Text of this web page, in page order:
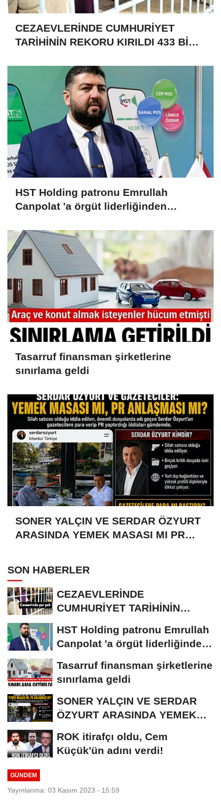
CEZAEVLERİNDE CUMHURİYET
TARİHİNİN REKORU KIRILDI 433 BİN
HST Holding patronu Emrullah
Canpolat 'a örgüt liderliğinden
malvarlığına el konuldu
Tasarruf finansman şirketlerine
sınırlama geldi
SONER YALÇIN VE SERDAR ÖZYURT
ARASINDA YEMEK MASASI MI PR
SON HABERLER
CEZAEVLERİNDE
CUMHURİYET TARİHİNİN
KİŞİ...
HST Holding patronu Emrullah
Canpolat 'a örgüt liderliğinden
Tasarruf finansman şirketlerine
sınırlama geldi
SONER YALÇIN VE SERDAR
ÖZYURT ARASINDA YEMEK
ROK itirafçı oldu, Cem
Küçük'ün adını verdi!
GÜNDEM
Yayınlanma: 03 Kasım 2023 - 15:59